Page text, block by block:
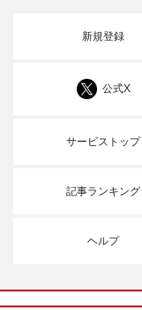
新規登録
公式X
サービストップ
記事ランキング
ヘルプ